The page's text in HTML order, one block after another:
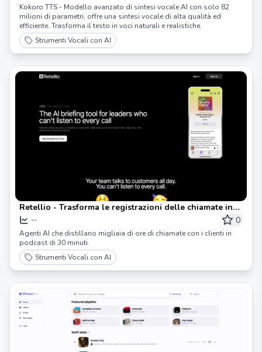
Kokoro TTS - Modello avanzato di sintesi vocale AI con solo 82
milioni di parametri, offre una sintesi vocale di alta qualità ed
efficiente. Trasforma il testo in voci naturali e realistiche.
Strumenti Vocali con AI
Retellio - Trasforma le registrazioni delle chiamate in
podcast
-- 0
Agenti AI che distillano migliaia di ore di chiamate con i clienti in
podcast di 30 minuti.
Strumenti Vocali con AI